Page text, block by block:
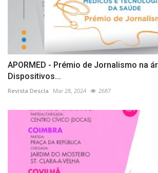
APORMED - Prémio de Jornalismo na
Dispositivos...
Revista Descla Mar 28, 2024 2687